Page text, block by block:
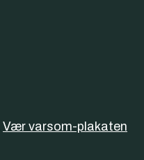
Vær varsom-plakaten